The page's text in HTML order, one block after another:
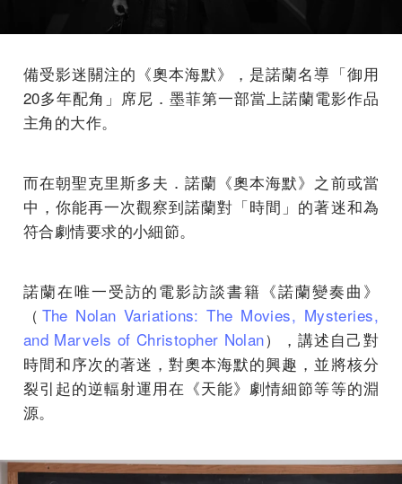
備受影迷關注的《奧本海默》，是諾蘭名導「御用
20多年配角」席尼．墨菲第一部當上諾蘭電影作品
主角的大作。
而在朝聖克里斯多夫．諾蘭《奧本海默》之前或當
中，你能再一次觀察到諾蘭對「時間」的著迷和為
符合劇情要求的小細節。
諾蘭在唯一受訪的電影訪談書籍《諾蘭變奏曲》
（ The Nolan Variations: The Movies, Mysteries,
and Marvels of Christopher Nolan），講述自己對
時間和序次的著迷，對奧本海默的興趣，並將核分
裂引起的逆輻射運用在《天能》劇情細節等等的淵
源。